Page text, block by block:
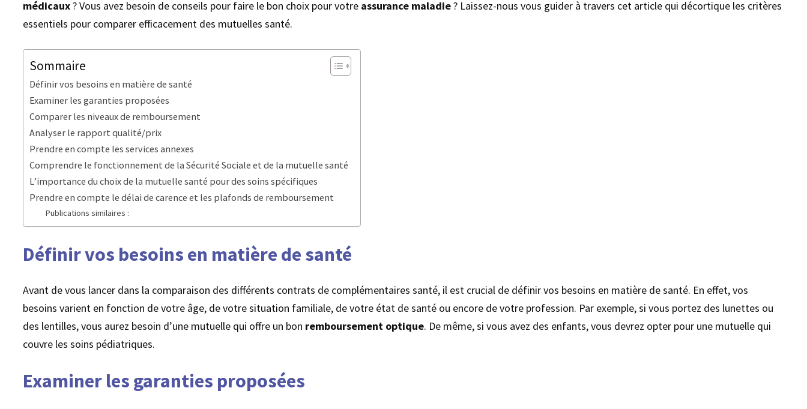
médicaux? Vous avez besoin de conseils pour faire le bon choix pour votre assurance maladie? Laissez-nous vous guider à travers cet article qui décortique les critères
essentiels pour comparer efficacement des mutuelles santé.
Sommaire
Définir vos besoins en matière de santé
Examiner les garanties proposées
Comparer les niveaux de remboursement
Analyser le rapport qualité/prix
Prendre en compte les services annexes
Comprendre le fonctionnement de la Sécurité Sociale et de la mutuelle santé
L’importance du choix de la mutuelle santé pour des soins spécifiques
Prendre en compte le délai de carence et les plafonds de remboursement
Publications similaires :
Définir vos besoins en matière de santé
Avant de vous lancer dans la comparaison des différents contrats de complémentaires santé, il est crucial de définir vos besoins en matière de santé. En effet, vos
besoins varient en fonction de votre âge, de votre situation familiale, de votre état de santé ou encore de votre profession. Par exemple, si vous portez des lunettes ou
des lentilles, vous aurez besoin d’une mutuelle qui offre un bon remboursement optique. De même, si vous avez des enfants, vous devrez opter pour une mutuelle qui
couvre les soins pédiatriques.
Examiner les garanties proposées